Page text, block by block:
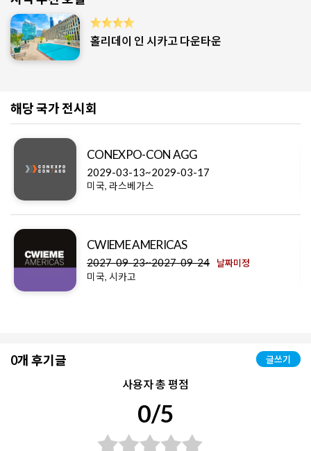
홀리데이 인 시카고 다운타운
해당 국가 전시회
CONEXPO-CON AGG
2029-03-13~2029-03-17
미국, 라스베가스
CWIEME AMERICAS
2027-09-23~2027-09-24 날짜미정
미국, 시카고
0개 후기글 글쓰기
사용자 총 평점
0/5